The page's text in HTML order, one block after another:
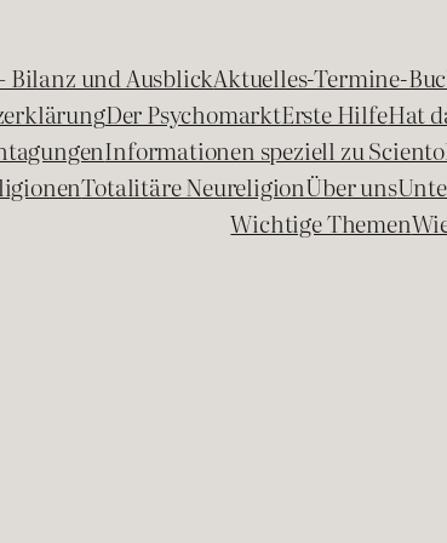
Bilanz und AusblickAktuelles-Termine-
Der PsychomarktErste HilfeHat
Informationen speziell zu
Totalitäre NeureligionÜber uns
Wichtige Themen